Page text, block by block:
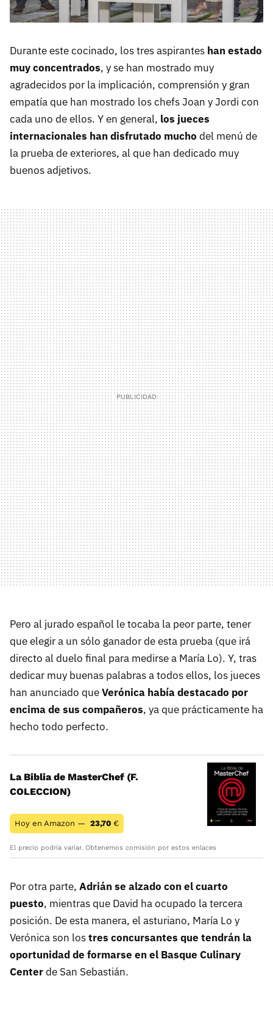
Durante este cocinado, los tres aspirantes han estado
muy concentrados, y se han mostrado muy
agradecidos por la implicación, comprensión y gran
empatía que han mostrado los chefs Joan y Jordi con
cada uno de ellos. Y en general, los jueces
internacionales han disfrutado mucho del menú de
la prueba de exteriores, al que han dedicado muy
buenos adjetivos.
Pero al jurado español le tocaba la peor parte, tener
que elegir a un sólo ganador de esta prueba (que irá
directo al duelo final para medirse a María Lo). Y, tras
dedicar muy buenas palabras a todos ellos, los jueces
han anunciado queVerónica había destacado por
encima de sus compañeros, ya que prácticamente ha
hecho todo perfecto.
La Biblia de MasterChef (F.
COLECCION)
Hoy en Amazon — 23,70 €
El precio podría variar. Obtenemos comisión por estos enlaces
Por otra parte, Adrián se alzado con el cuarto
puesto, mientras que David ha ocupado la tercera
posición. De esta manera, el asturiano, María Lo y
Verónica son lostres concursantes que tendrán la
oportunidad de formarse en el Basque Culinary
Centerde San Sebastián.